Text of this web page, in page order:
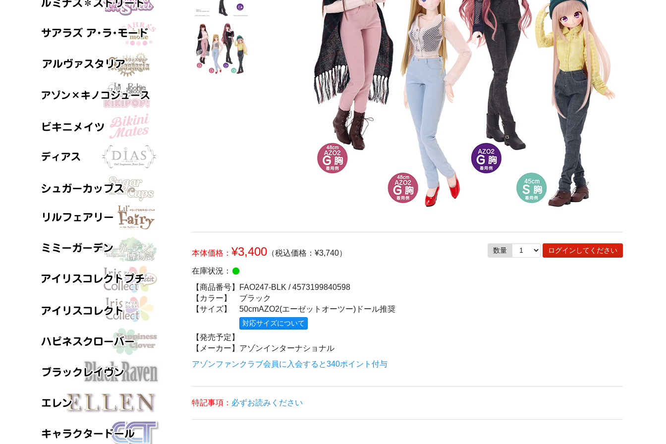
本体価格： ¥3,400 （税込価格：¥3,740）
在庫状況：
数量 ログインしてください
【商品番号】 FAO247-BLK /4573199840598
【カラー】
ブラック
【サイズ】
50cmAZO2(エーゼットオーツー)ドール推奨
対応サイズについて
【発売予定】
【メーカー】 アゾンインターナショナル
アゾンファンクラブ会員に入会すると340ポイント付与
特記事項： 必ずお読みください